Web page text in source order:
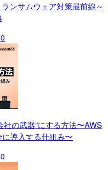
ンサムウェア対策最前線～
社の武器”にする方法〜AWS
導入する仕組み〜